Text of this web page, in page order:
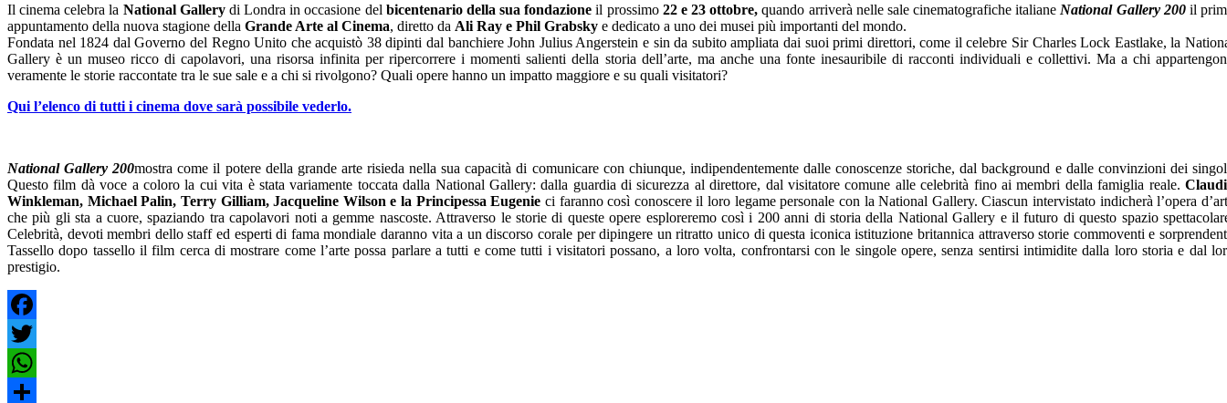
Il cinema celebra la National Gallerydi Londra in occasione del bicentenario della sua fondazioneil prossimo 22 e 23 ottobre, quando arriverà nelle sale cinematografiche italiane National Gallery 200 il
appuntamento della nuova stagione della Grande Arte al Cinema, diretto da Ali Ray e Phil Grabsky e dedicato a uno dei musei più importanti del mondo.
Fondata nel 1824 dal Governo del Regno Unito che acquistò 38 dipinti dal banchiere John Julius Angerstein e sin da subito ampliata dai suoi primi direttori, come il celebre Sir Charles Lock Eastlake, la
Gallery è un museo ricco di capolavori, una risorsa infinita per ripercorrere i momenti salienti della storia dell’arte, ma anche una fonte inesauribile di racconti individuali e collettivi. Ma a chi
veramente le storie raccontate tra le sue sale e a chi si rivolgono? Quali opere hanno un impatto maggiore e su quali visitatori?
Qui l’elenco di tutti i cinema dove sarà possibile vederlo.
National Gallery 200mostra come il potere della grande arte risieda nella sua capacità di comunicare con chiunque, indipendentemente dalle conoscenze storiche, dal background e dalle convinzioni dei
Questo film dà voce a coloro la cui vita è stata variamente toccata dalla National Gallery: dalla guardia di sicurezza al direttore, dal visitatore comune alle celebrità fino ai membri della famiglia reale.
Winkleman, Michael Palin, Terry Gilliam, Jacqueline Wilson e la Principessa Eugenie ci faranno così conoscere il loro legame personale con la National Gallery. Ciascun intervistato indicherà l’opera
che più gli sta a cuore, spaziando tra capolavori noti a gemme nascoste. Attraverso le storie di queste opere esploreremo così i 200 anni di storia della National Gallery e il futuro di questo spazio
Celebrità, devoti membri dello staff ed esperti di fama mondiale daranno vita a un discorso corale per dipingere un ritratto unico di questa iconica istituzione britannica attraverso storie commoventi e
Tassello dopo tassello il film cerca di mostrare come l’arte possa parlare a tutti e come tutti i visitatori possano, a loro volta, confrontarsi con le singole opere, senza sentirsi intimidite dalla loro storia e dal
prestigio.
Facebook
Twitter
WhatsApp